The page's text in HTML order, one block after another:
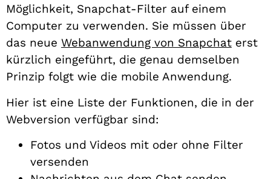
Möglichkeit, Snapchat-Filter auf einem
Computer zu verwenden. Sie müssen über
das neue Webanwendung von Snapchat erst
kürzlich eingeführt, die genau demselben
Prinzip folgt wie die mobile Anwendung.
Hier ist eine Liste der Funktionen, die in der
Webversion verfügbar sind:
Fotos und Videos mit oder ohne Filter
versenden